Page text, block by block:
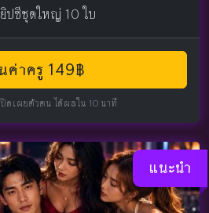
ปซีชุดใหญ่ 10 ใบ
ค่าครู 149฿
ดเผยตัวตน ได้ผลใน 10 นาที
แนะนำ